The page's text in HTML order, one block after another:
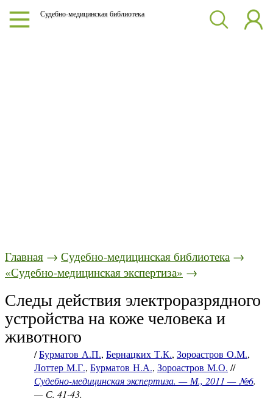
Судебно-медицинская библиотека
Главная → Судебно-медицинская библиотека →
«Судебно-медицинская экспертиза» →
Следы действия электроразрядного
устройства на коже человека и
животного
/Бурматов А.П., Бернацких Т.К., Зороастров О.М.,
Лоттер М.Г., Бурматов Н.А., Зороастров М.О. //
Судебно-медицинская экспертиза. — М., 2011 — №6.
— С. 41-43.